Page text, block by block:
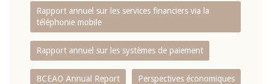
Rapport annuel sur les services financiers via la
téléphonie mobile
Rapport annuel sur les systèmes de paiement
BCEAO Annual Report Perspectives économiques